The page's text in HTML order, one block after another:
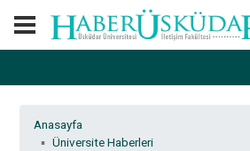
Anasayfa
Üniversite Haberleri